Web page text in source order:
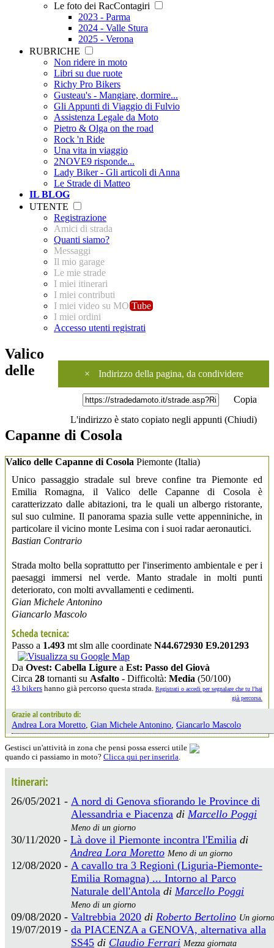
Le foto dei RacContagiri
2023 - Parma
2024 - Valle Stura
2025 - Verona
RUBRICHE
Non ridere in moto
Libri su due ruote
Richy Pro Bikers
Gusteau's - Mangiare, dormire...
Gli Appunti di Viaggio di Fulvio
Assistenza Legale da Moto
Pietro & Olga on the road
Rock 'n Ride
Una vita in viaggio
2NOVE9 risponde...
Lady Biker - Gli articoli di Anna
Le Strade di Matteo
IL BLOG
UTENTE
Registrazione
Amici di strada
Quanti siamo?
Messaggi
Il mio garage
Le mie strade
I miei itinerari
I miei contributi
I miei video su MO Tube
I miei ordini
Accesso utenti registrati
× Indirizzo della pagina, da condividere
Copia
L'indirizzo è stato copiato negli appunti (Chiudi)
Valico
delle
Capanne di Cosola
Valico delle Capanne di Cosola Piemonte (Italia)
Unico passaggio stradale sul breve confine tra Piemonte ed
Emilia Romagna, il Valico delle Capanne di Cosola è
caratterizzato dalle abitazioni, tra le quali un albergo ristorante,
sul suo culmine. Il panorama spazia sulle vette appenniniche, in
particolare il vicino monte Lesima con i suoi radar aeronautici.
Bastian Contrario
Strada molto bella soprattutto per l'inserimento ambientale e per i
paesaggi immersi nel verde. Manto stradale in molti punti
deteriorato, con molti avvallamenti e cedimenti.
Gian Michele Antonino
Giancarlo Mascolo
Scheda tecnica:
Passo a 1.493 mt slm alle coordinate N44.672930 E9.201293
Da Ovest: Cabella Ligure a Est: Passo del Giovà
Circa 28 tornanti su Asfalto - Difficoltà: Media (50/100)
43 bikers hanno già percorso questa strada. Registrati o accedi per segnalare che tu l'hai
già percorsa.
Grazie al contributo di:
Andrea Lora Moretto Gian Michele Antonino Giancarlo Mascolo
Gestisci un'attività in zona che pensi possa esserci utile
quando ci passiamo in moto? Clicca qui per inserirla.
Itinerari:
26/05/2021 - A nord di Genova sfiorando le Province di
Alessandria e Piacenza di Marcello Poggi
Meno di un giorno
30/11/2020 - Là dove il Piemonte incontra l'Emilia di
Andrea Lora Moretto Meno di un giorno
12/08/2020 - A cavallo tra 3 Regioni (Liguria-Piemonte-
Emilia Romagna) ... Intorno al Parco
Naturale dell'Antola di Marcello Poggi
Meno di un giorno
09/08/2020 - Valtrebbia 2020 di Roberto Bertolino Un giorno
19/07/2019 - da PIACENZA a GENOVA, alternativa alla
SS45 di Claudio Ferrari Mezza giornata